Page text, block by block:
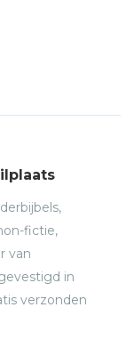
fictie,
van
in
verzonden